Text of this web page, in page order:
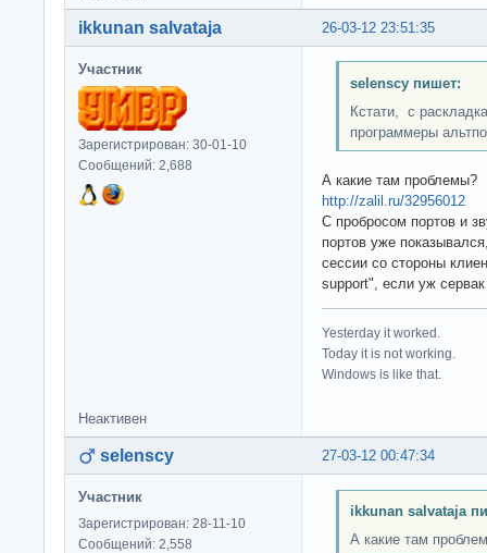
26-03-12 23:51:35
ikkunan salvataja
Участник
Зарегистрирован: 30-01-10
Сообщений: 2,688
selenscy пишет:
Кстати, с
программеры
А какие там проблемы?
http://zalil.ru/32956012
С пробросом портов и
портов уже
сессии со стороны
support", если уж сервак
Yesterday it worked.
Today it is not working.
Windows is like that.
Неактивен
27-03-12 00:47:34
selenscy
Участник
Зарегистрирован: 28-11-10
Сообщений: 2,558
ikkunan salvataja
А какие там